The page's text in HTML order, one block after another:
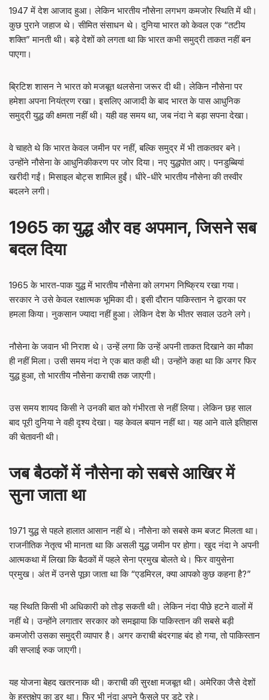
1947 में देश आजाद हुआ। लेकिन भारतीय नौसेना लगभग कमजोर स्थिति में थी।
कुछ पुराने जहाज थे। सीमित संसाधन थे। दुनिया भारत को केवल एक “तटीय
शक्ति” मानती थी। बड़े देशों को लगता था कि भारत कभी समुद्री ताकत नहीं बन
पाएगा।
ब्रिटिश शासन ने भारत को मजबूत थलसेना जरूर दी थी। लेकिन नौसेना पर
हमेशा अपना नियंत्रण रखा। इसलिए आजादी के बाद भारत के पास आधुनिक
समुद्री युद्ध की क्षमता नहीं थी। यही वह समय था, जब नंदा ने बड़ा सपना देखा।
वे चाहते थे कि भारत केवल जमीन पर नहीं, बल्कि समुद्र में भी ताकतवर बने।
उन्होंने नौसेना के आधुनिकीकरण पर जोर दिया। नए युद्धपोत आए। पनडुब्बियां
खरीदी गईं। मिसाइल बोट्स शामिल हुईं। धीरे-धीरे भारतीय नौसेना की तस्वीर
बदलने लगी।
1965 का युद्ध और वह अपमान, जिसने सब
बदल दिया
1965 के भारत-पाक युद्ध में भारतीय नौसेना को लगभग निष्क्रिय रखा गया।
सरकार ने उसे केवल रक्षात्मक भूमिका दी। इसी दौरान पाकिस्तान ने द्वारका पर
हमला किया। नुकसान ज्यादा नहीं हुआ। लेकिन देश के भीतर सवाल उठने लगे।
नौसेना के जवान भी निराश थे। उन्हें लगा कि उन्हें अपनी ताकत दिखाने का मौका
ही नहीं मिला। उसी समय नंदा ने एक बात कही थी। उन्होंने कहा था कि अगर फिर
युद्ध हुआ, तो भारतीय नौसेना कराची तक जाएगी।
उस समय शायद किसी ने उनकी बात को गंभीरता से नहीं लिया। लेकिन छह साल
बाद पूरी दुनिया ने वही दृश्य देखा। यह केवल बयान नहीं था। यह आने वाले इतिहास
की चेतावनी थी।
जब बैठकों में नौसेना को सबसे आखिर में
सुना जाता था
1971 युद्ध से पहले हालात आसान नहीं थे। नौसेना को सबसे कम बजट मिलता था।
राजनीतिक नेतृत्व भी मानता था कि असली युद्ध जमीन पर होगा। खुद नंदा ने अपनी
आत्मकथा में लिखा कि बैठकों में पहले सेना प्रमुख बोलते थे। फिर वायुसेना
प्रमुख। अंत में उनसे पूछा जाता था कि “एडमिरल, क्या आपको कुछ कहना है?”
यह स्थिति किसी भी अधिकारी को तोड़ सकती थी। लेकिन नंदा पीछे हटने वालों में
नहीं थे। उन्होंने लगातार सरकार को समझाया कि पाकिस्तान की सबसे बड़ी
कमजोरी उसका समुद्री व्यापार है। अगर कराची बंदरगाह बंद हो गया, तो पाकिस्तान
की सप्लाई रुक जाएगी।
यह योजना बेहद खतरनाक थी। कराची की सुरक्षा मजबूत थी। अमेरिका जैसे देशों
के हस्तक्षेप का डर था। फिर भी नंदा अपने फैसले पर डटे रहे।